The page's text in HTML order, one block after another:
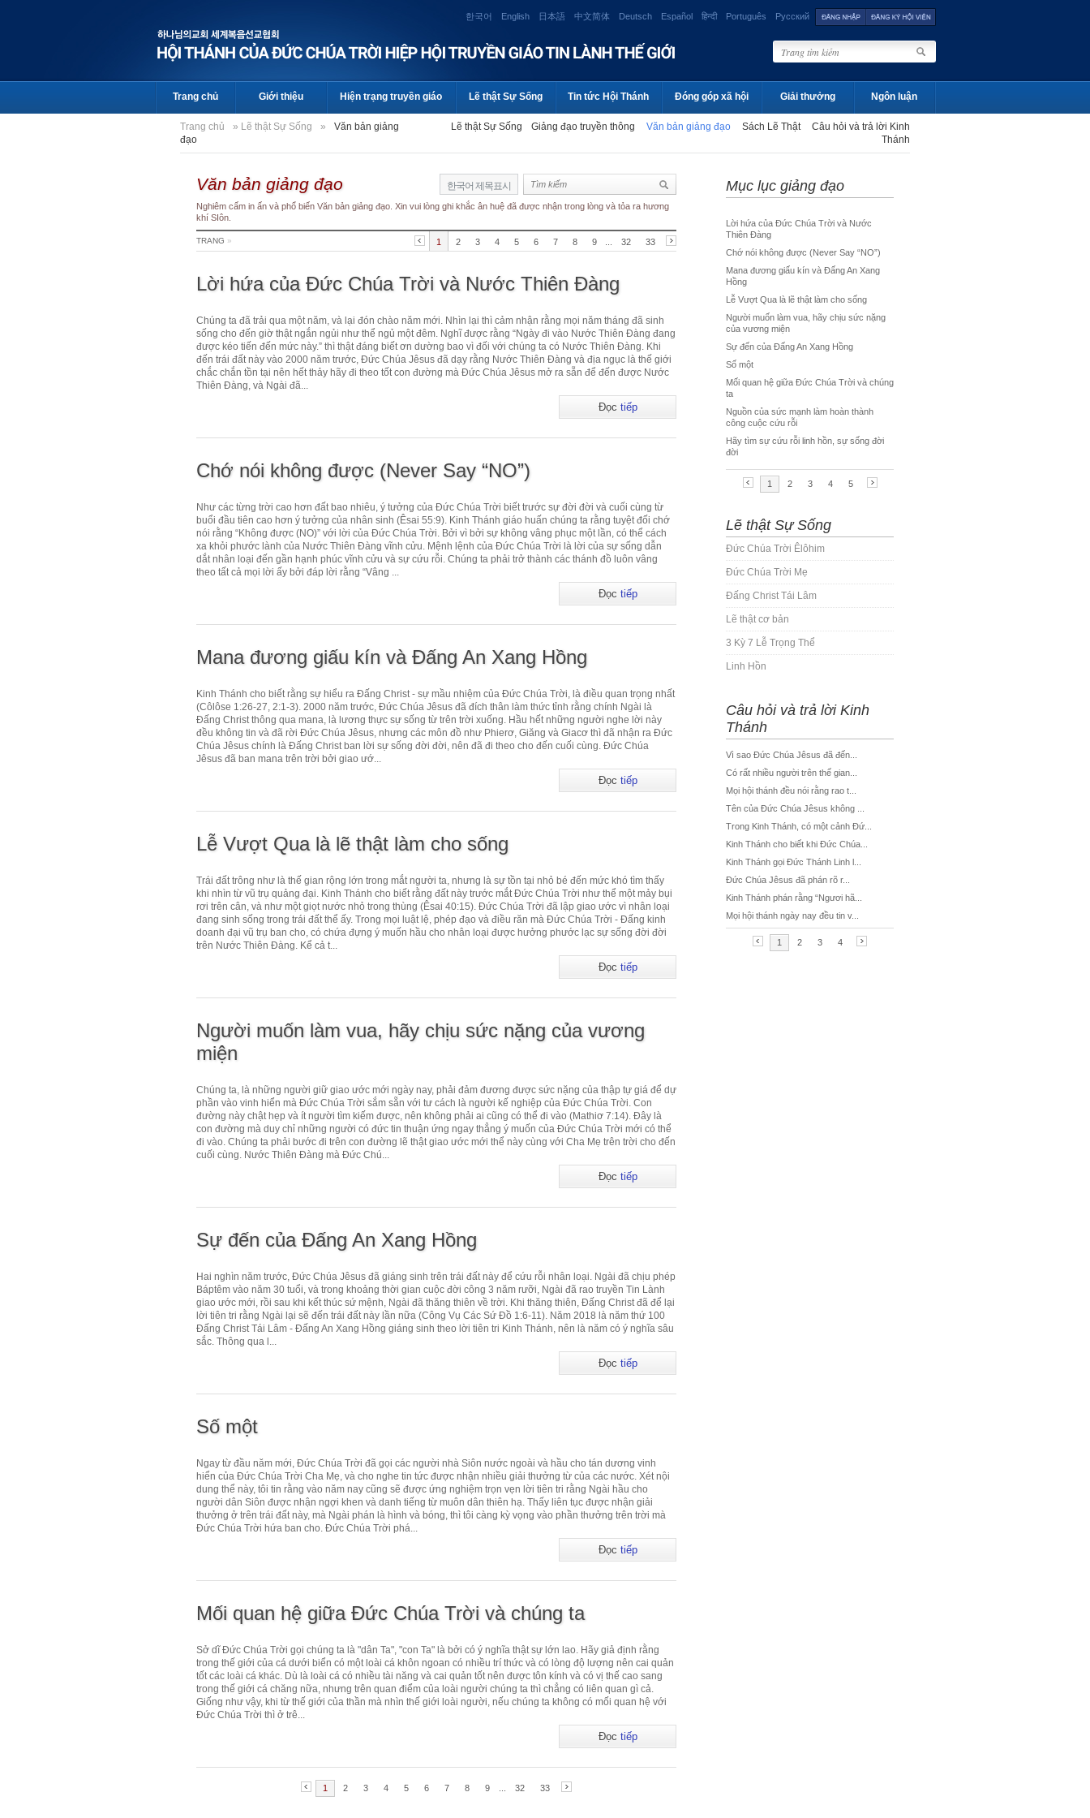
한국어 English 日本語 中文简体 Deutsch Español हिन्दी Português Русский
Trang chủ Giới thiệu Hiện trạng truyền giáo Lẽ thật Sự Sống Tin tức Hội Thánh Đóng góp xã hội Giải thưởng Ngôn luận
Trang chủ » Lẽ thật Sự Sống »
Văn bản giảng
đạo
Lẽ thật Sự Sống Giảng đạo truyền thông Văn bản giảng đạo Sách Lẽ Thật
Câu hỏi và trả lời Kinh
Thánh
Văn bản giảng đạo 한국어 제목표시
Nghiêm cấm in ấn và phổ biến Văn bản giảng đạo. Xin vui lòng ghi khắc ân huệ đã được nhận trong lòng và tỏa ra hương
khí SIôn.
TRANG » 1 2 3 4 5 6 7 8 9 32 33
Lời hứa của Đức Chúa Trời và Nước Thiên Đàng
Chúng ta đã trải qua một năm, và lại đón chào năm mới. Nhìn lại thì cảm nhận rằng mọi năm tháng đã sinh
sống cho đến giờ thật ngắn ngủi như thể ngủ một đêm. Nghĩ được rằng “Ngày đi vào Nước Thiên Đàng đang
được kéo tiến đến mức này.” thì thật đáng biết ơn dường bao vì đối với chúng ta có Nước Thiên Đàng. Khi
đến trái đất này vào 2000 năm trước, Đức Chúa Jêsus đã dạy rằng Nước Thiên Đàng và địa ngục là thế giới
chắc chắn tồn tại nên hết thảy hãy đi theo tốt con đường mà Đức Chúa Jêsus mở ra sẵn để đến được Nước
Thiên Đàng, và Ngài đã...
Đọc tiếp
Chớ nói không được (Never Say “NO”)
Như các từng trời cao hơn đất bao nhiêu, ý tưởng của Đức Chúa Trời biết trước sự đời đời và cuối cùng từ
buổi đầu tiên cao hơn ý tưởng của nhân sinh (Êsai 55:9). Kinh Thánh giáo huấn chúng ta rằng tuyệt đối chớ
nói rằng “Không được (NO)” với lời của Đức Chúa Trời. Bởi vì bởi sự không vâng phục một lần, có thể cách
xa khỏi phước lành của Nước Thiên Đàng vĩnh cửu. Mệnh lệnh của Đức Chúa Trời là lời của sự sống dẫn
dắt nhân loại đến gần hạnh phúc vĩnh cửu và sự cứu rỗi. Chúng ta phải trở thành các thánh đồ luôn vâng
theo tất cả mọi lời ấy bởi đáp lời rằng “Vâng ...
Đọc tiếp
Mana đương giấu kín và Đấng An Xang Hồng
Kinh Thánh cho biết rằng sự hiểu ra Đấng Christ - sự mầu nhiệm của Đức Chúa Trời, là điều quan trọng nhất
(Côlôse 1:26-27, 2:1-3). 2000 năm trước, Đức Chúa Jêsus đã đích thân làm thức tỉnh rằng chính Ngài là
Đấng Christ thông qua mana, là lương thực sự sống từ trên trời xuống. Hầu hết những người nghe lời này
đều không tin và đã rời Đức Chúa Jêsus, nhưng các môn đồ như Phierơ, Giăng và Giacơ thì đã nhận ra Đức
Chúa Jêsus chính là Đấng Christ ban lời sự sống đời đời, nên đã đi theo cho đến cuối cùng. Đức Chúa
Jêsus đã ban mana trên trời bởi giao ướ...
Đọc tiếp
Lễ Vượt Qua là lẽ thật làm cho sống
Trái đất trông như là thế gian rộng lớn trong mắt người ta, nhưng là sự tồn tại nhỏ bé đến mức khó tìm thấy
khi nhìn từ vũ trụ quảng đại. Kinh Thánh cho biết rằng đất này trước mắt Đức Chúa Trời như thể một mảy bụi
rơi trên cân, và như một giọt nước nhỏ trong thùng (Êsai 40:15). Đức Chúa Trời đã lập giao ước vì nhân loại
đang sinh sống trong trái đất thể ấy. Trong mọi luật lệ, phép đạo và điều răn mà Đức Chúa Trời - Đấng kinh
doanh đại vũ trụ ban cho, có chứa đựng ý muốn hầu cho nhân loại được hưởng phước lạc sự sống đời đời
trên Nước Thiên Đàng. Kể cả t...
Đọc tiếp
Người muốn làm vua, hãy chịu sức nặng của vương
miện
Chúng ta, là những người giữ giao ước mới ngày nay, phải đảm đương được sức nặng của thập tự giá để dự
phần vào vinh hiển mà Đức Chúa Trời sắm sẵn với tư cách là người kế nghiệp của Đức Chúa Trời. Con
đường này chật hẹp và ít người tìm kiếm được, nên không phải ai cũng có thể đi vào (Mathiơ 7:14). Đây là
con đường mà duy chỉ những người có đức tin thuận ứng ngay thẳng ý muốn của Đức Chúa Trời mới có thể
đi vào. Chúng ta phải bước đi trên con đường lẽ thật giao ước mới thể này cùng với Cha Mẹ trên trời cho đến
cuối cùng. Nước Thiên Đàng mà Đức Chú...
Đọc tiếp
Sự đến của Đấng An Xang Hồng
Hai nghìn năm trước, Đức Chúa Jêsus đã giáng sinh trên trái đất này để cứu rỗi nhân loại. Ngài đã chịu phép
Báptêm vào năm 30 tuổi, và trong khoảng thời gian cuộc đời công 3 năm rưỡi, Ngài đã rao truyền Tin Lành
giao ước mới, rồi sau khi kết thúc sứ mệnh, Ngài đã thăng thiên về trời. Khi thăng thiên, Đấng Christ đã để lại
lời tiên tri rằng Ngài lại sẽ đến trái đất này lần nữa (Công Vụ Các Sứ Đồ 1:6-11). Năm 2018 là năm thứ 100
Đấng Christ Tái Lâm - Đấng An Xang Hồng giáng sinh theo lời tiên tri Kinh Thánh, nên là năm có ý nghĩa sâu
sắc. Thông qua l...
Đọc tiếp
Số một
Ngay từ đầu năm mới, Đức Chúa Trời đã gọi các người nhà Siôn nước ngoài và hầu cho tán dương vinh
hiển của Đức Chúa Trời Cha Mẹ, và cho nghe tin tức được nhận nhiều giải thưởng từ của các nước. Xét nội
dung thể này, tôi tin rằng vào năm nay cũng sẽ được ứng nghiệm trọn vẹn lời tiên tri rằng Ngài hầu cho
người dân Siôn được nhận ngợi khen và danh tiếng từ muôn dân thiên hạ. Thấy liên tục được nhận giải
thưởng ở trên trái đất này, mà Ngài phán là hình và bóng, thì tôi càng kỳ vọng vào phần thưởng trên trời mà
Đức Chúa Trời hứa ban cho. Đức Chúa Trời phá...
Đọc tiếp
Mối quan hệ giữa Đức Chúa Trời và chúng ta
Sở dĩ Đức Chúa Trời gọi chúng ta là "dân Ta", "con Ta" là bởi có ý nghĩa thật sự lớn lao. Hãy giả định rằng
trong thế giới của cá dưới biển có một loài cá khôn ngoan có nhiều trí thức và có lòng độ lượng nên cai quản
tốt các loài cá khác. Dù là loài cá có nhiều tài năng và cai quản tốt nên được tôn kính và có vị thế cao sang
trong thế giới cá chăng nữa, nhưng trên quan điểm của loài người chúng ta thì chẳng có liên quan gì cả.
Giống như vậy, khi từ thế giới của thần mà nhìn thế giới loài người, nếu chúng ta không có mối quan hệ với
Đức Chúa Trời thì ở trê...
Đọc tiếp
1 2 3 4 5 6 7 8 9 32 33
Lẽ thật Sự Sống
Đức Chúa Trời Êlôhim
Đức Chúa Trời Mẹ
Đấng Christ Tái Lâm
Lẽ thật cơ bản
3 Kỳ 7 Lễ Trọng Thể
Linh Hồn